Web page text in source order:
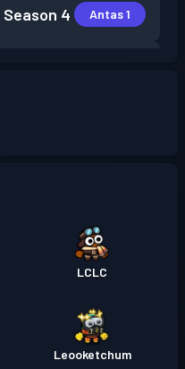
Season 4 Antas 1
LCLC
Leooketchum